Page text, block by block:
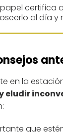
papel certifica
al día
en la estación
eludir
que